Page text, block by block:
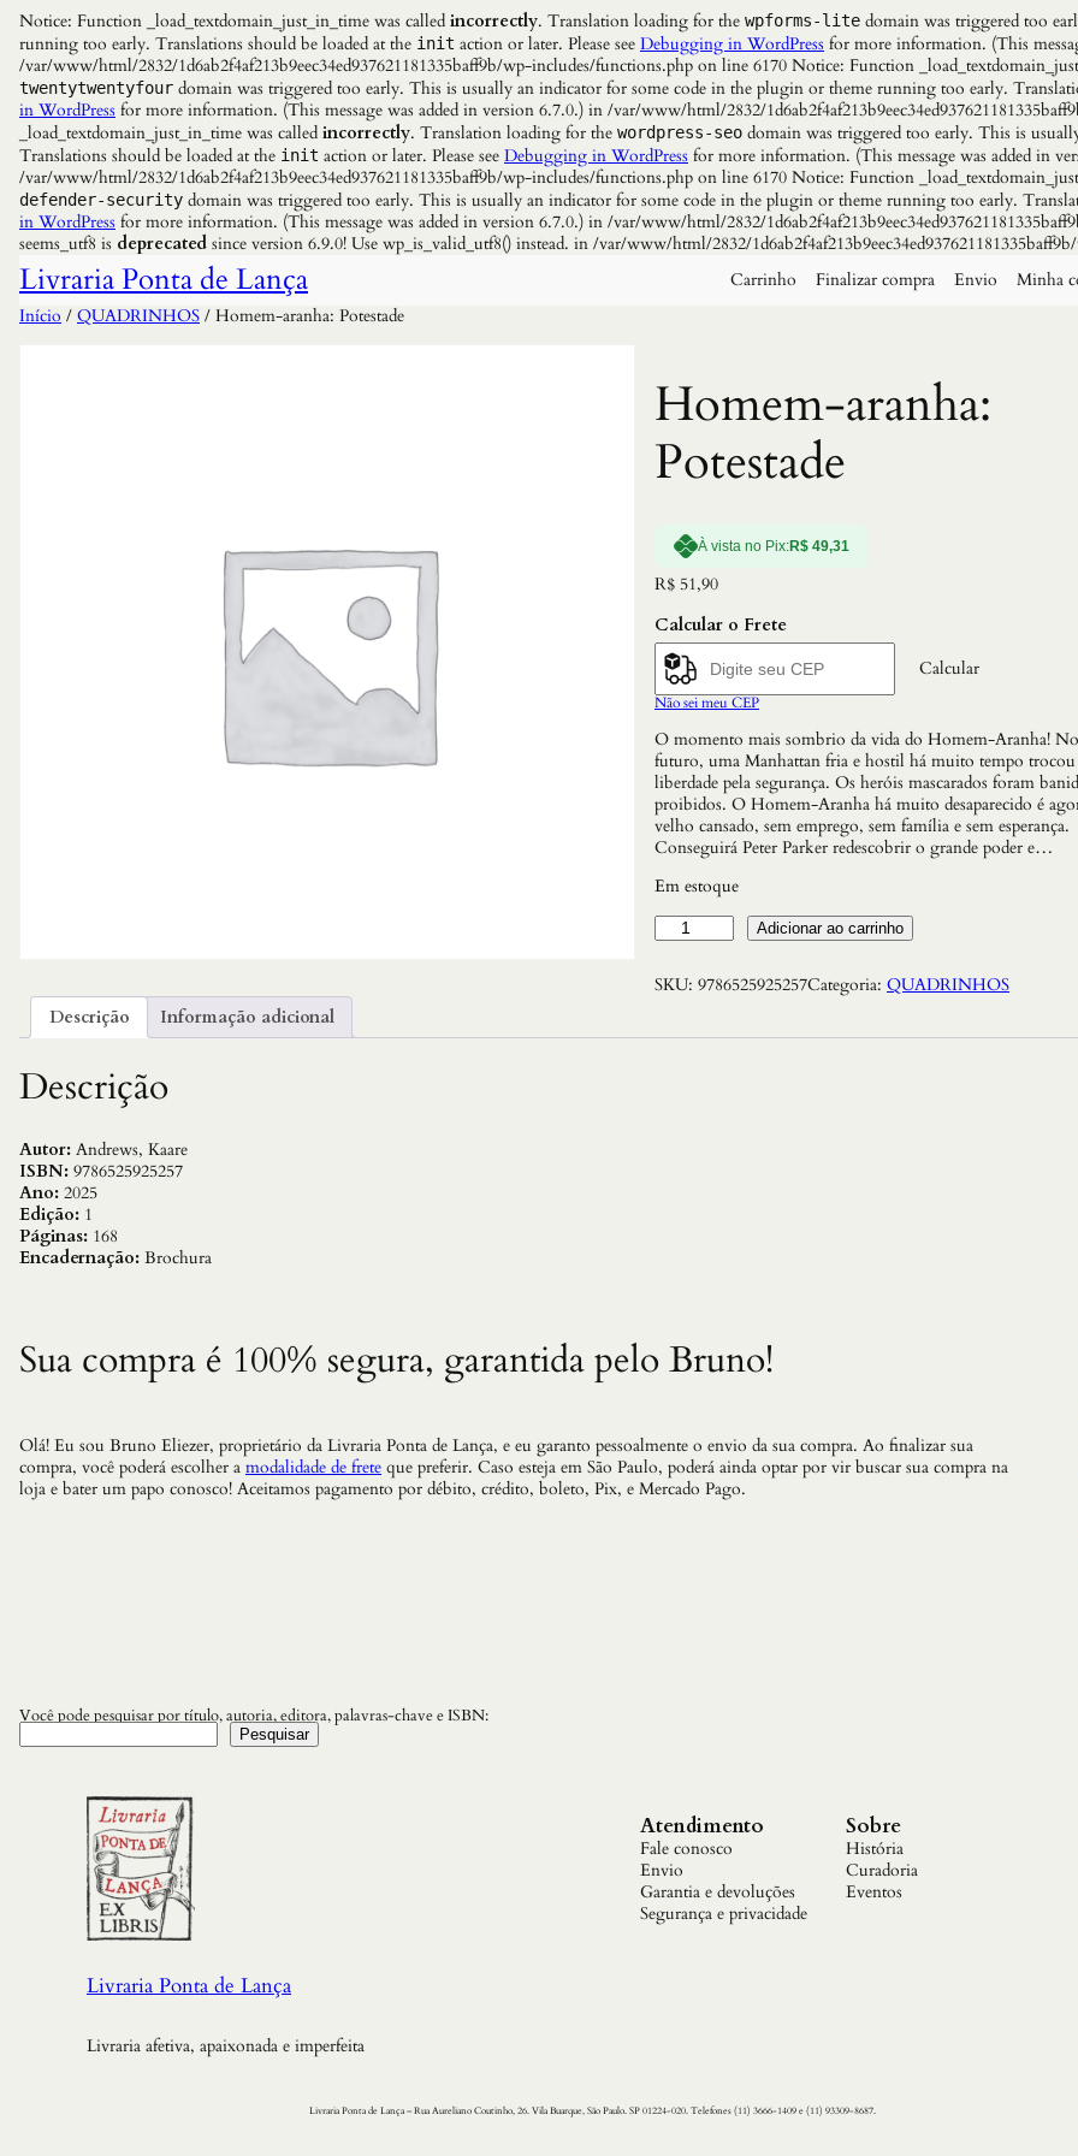
Notice: Function _load_textdomain_just_in_time was called incorrectly. Translation loading for the wpforms-lite domain was triggered too
running too early. Translations should be loaded at the init action or later. Please see Debugging in WordPress for more information. (This
/var/www/html/2832/1d6ab2f4af213b9eec34ed937621181335baff9b/wp-includes/functions.php on line 6170 Notice: Function
twentytwentyfour domain was triggered too early. This is usually an indicator for some code in the plugin or theme running too early.
in WordPress for more information. (This message was added in version 6.7.0.) in /var/www/html/2832/
_load_textdomain_just_in_time was called incorrectly. Translation loading for the wordpress-seo domain was triggered too early. This is
Translations should be loaded at the init action or later. Please see Debugging in WordPress for more information. (This message was added in
/var/www/html/2832/1d6ab2f4af213b9eec34ed937621181335baff9b/wp-includes/functions.php on line 6170 Notice: Function
defender-security domain was triggered too early. This is usually an indicator for some code in the plugin or theme running too early.
in WordPress for more information. (This message was added in version 6.7.0.) in /var/www/html/2832/
seems_utf8 is deprecated since version 6.9.0! Use wp_is_valid_utf8() instead. in /var/www/html/2832/
Livraria Ponta de Lança Carrinho Finalizar compra Envio
Minha
Início / QUADRINHOS / Homem-aranha: Potestade
Homem-aranha:
Potestade
À vista no Pix:R$ 49,31
R$ 51,90
Calcular o Frete
Calcular
Não sei meu CEP
O momento mais sombrio da vida do Homem-Aranha! No
futuro, uma Manhattan fria e hostil há muito tempo trocou
liberdade pela segurança. Os heróis mascarados foram
proibidos. O Homem-Aranha há muito desaparecido é
velho cansado, sem emprego, sem família e sem esperança.
Conseguirá Peter Parker redescobrir o grande poder e…
Em estoque
H
o
e
-
d
e
a
n
t
Adicionar ao carrinho
SKU: 9786525925257Categoria: QUADRINHOS
Descrição
Informação adicional
Descrição
Autor: Andrews, Kaare
ISBN: 9786525925257
Ano: 2025
Edição: 1
Páginas: 168
Encadernação: Brochura
Sua compra é 100% segura, garantida pelo Bruno!
Olá! Eu sou Bruno Eliezer, proprietário da Livraria Ponta de Lança, e eu garanto pessoalmente o envio da sua compra. Ao finalizar sua
compra, você poderá escolher a modalidade de frete que preferir. Caso esteja em São Paulo, poderá ainda optar por vir buscar sua compra na
loja e bater um papo conosco! Aceitamos pagamento por débito, crédito, boleto, Pix, e Mercado Pago.
Você pode pesquisar por título, autoria, editora, palavras-chave e ISBN:
Pesquisar
Livraria Ponta de Lança
Livraria afetiva, apaixonada e imperfeita
Atendimento
Fale conosco
Envio
Garantia e devoluções
Segurança e privacidade
Sobre
História
Curadoria
Eventos
Livraria Ponta de Lança – Rua Aureliano Coutinho, 26. Vila Buarque, São Paulo. SP 01224-020. Telefones (11) 3666-1409 e (11) 93309-8687.